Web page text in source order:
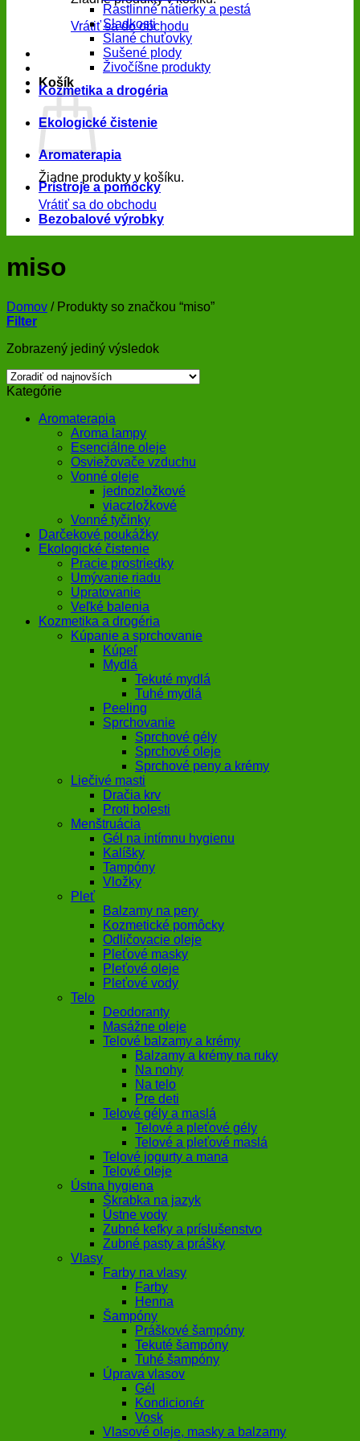
Vrátiť sa do obchodu
Košík
Žiadne produkty v košíku.
Vrátiť sa do obchodu
Rastlinné nátierky a pestá
Sladkosti
Slané chuťovky
Sušené plody
Živočíšne produkty
Kozmetika a drogéria
Ekologické čistenie
Aromaterapia
Prístroje a pomôcky
Bezobalové výrobky
miso
Domov /Produkty so značkou “miso”
Filter
Zobrazený jediný výsledok
Kategórie
Aromaterapia
Aroma lampy
Esenciálne oleje
Osviežovače vzduchu
Vonné oleje
jednozložkové
viaczložkové
Vonné tyčinky
Darčekové poukážky
Ekologické čistenie
Pracie prostriedky
Umývanie riadu
Upratovanie
Veľké balenia
Kozmetika a drogéria
Kúpanie a sprchovanie
Kúpeľ
Mydlá
Tekuté mydlá
Tuhé mydlá
Peeling
Sprchovanie
Sprchové gély
Sprchové oleje
Sprchové peny a krémy
Liečivé masti
Dračia krv
Proti bolesti
Menštruácia
Gél na intímnu hygienu
Kalíšky
Tampóny
Vložky
Pleť
Balzamy na pery
Kozmetické pomôcky
Odličovacie oleje
Pleťové masky
Pleťové oleje
Pleťové vody
Telo
Deodoranty
Masážne oleje
Telové balzamy a krémy
Balzamy a krémy na ruky
Na nohy
Na telo
Pre deti
Telové gély a maslá
Telové a pleťové gély
Telové a pleťové maslá
Telové jogurty a mana
Telové oleje
Ústna hygiena
Škrabka na jazyk
Ústne vody
Zubné kefky a príslušenstvo
Zubné pasty a prášky
Vlasy
Farby na vlasy
Farby
Henna
Šampóny
Práškové šampóny
Tekuté šampóny
Tuhé šampóny
Úprava vlasov
Gél
Kondicionér
Vosk
Vlasové oleje, masky a balzamy